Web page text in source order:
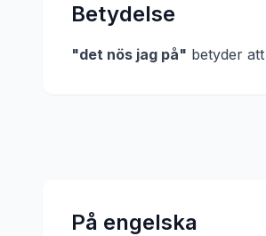
Betydelse
"det nös jag på" betyder att
På engelska